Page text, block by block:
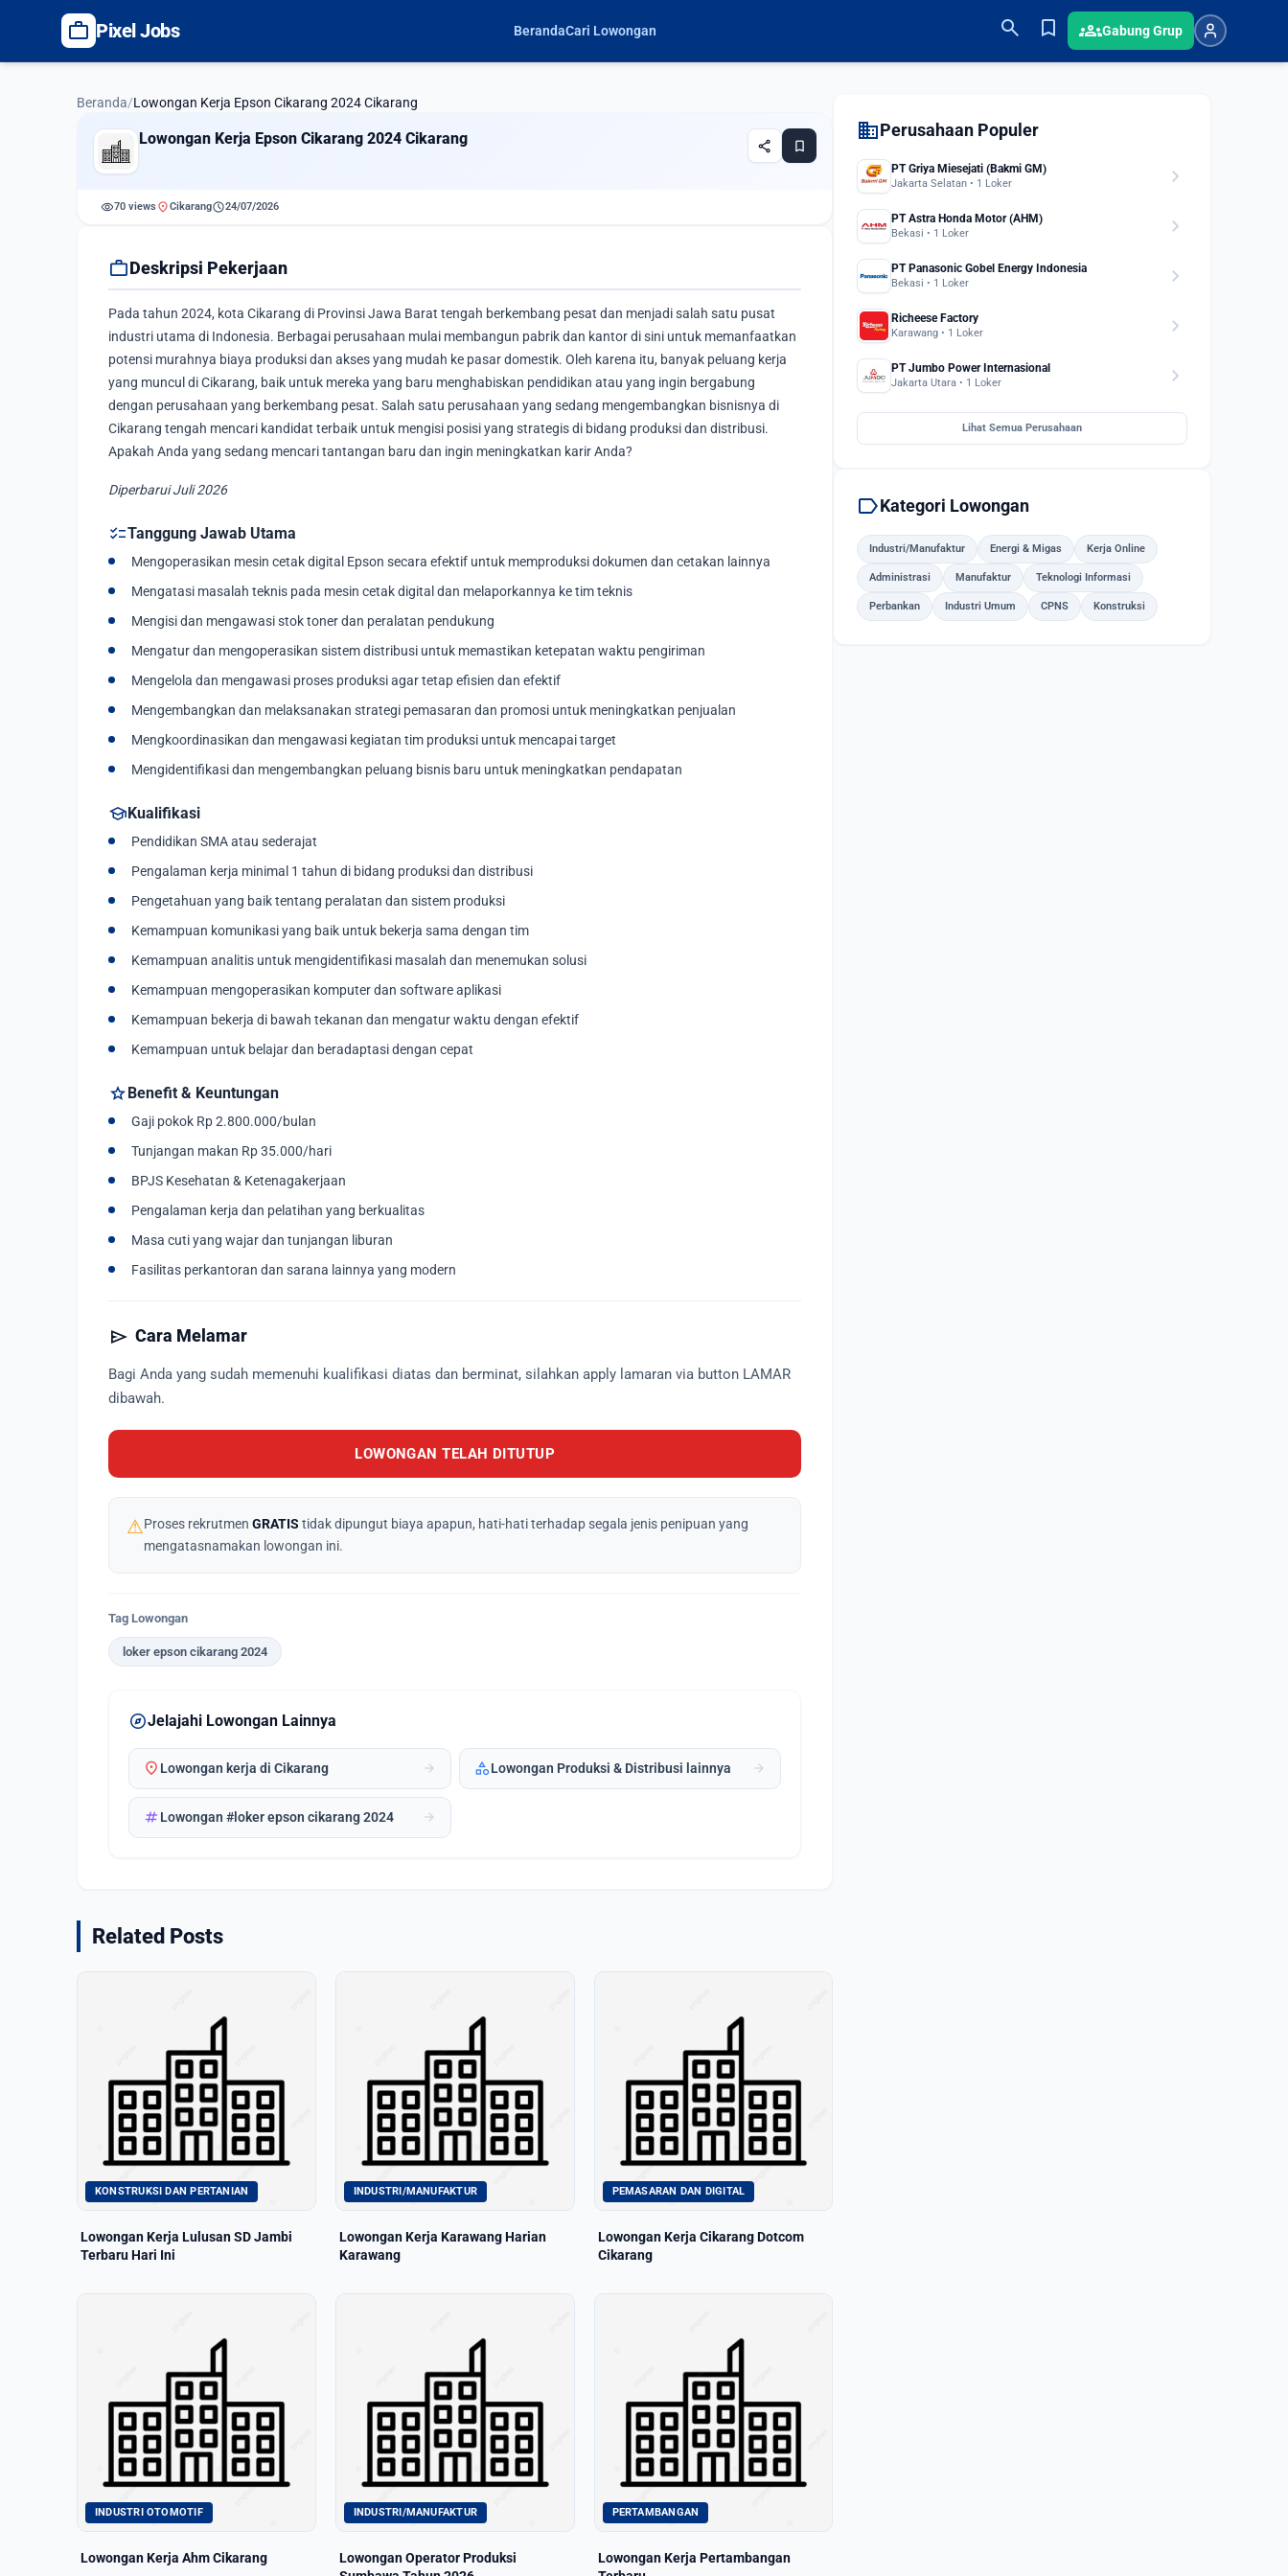
work Pixel Jobs BerandaCari Lowongan search bookmark groupsGabung Grup
Beranda/Lowongan Kerja Epson Cikarang 2024 Cikarang
Lowongan Kerja Epson Cikarang 2024 Cikarang share bookmark
visibility70 viewslocation_onCikarangschedule24/07/2026
workDeskripsi Pekerjaan
Pada tahun 2024, kota Cikarang di Provinsi Jawa Barat tengah berkembang pesat dan menjadi salah satu pusat
industri utama di Indonesia. Berbagai perusahaan mulai membangun pabrik dan kantor di sini untuk memanfaatkan
potensi murahnya biaya produksi dan akses yang mudah ke pasar domestik. Oleh karena itu, banyak peluang kerja
yang muncul di Cikarang, baik untuk mereka yang baru menghabiskan pendidikan atau yang ingin bergabung
dengan perusahaan yang berkembang pesat. Salah satu perusahaan yang sedang mengembangkan bisnisnya di
Cikarang tengah mencari kandidat terbaik untuk mengisi posisi yang strategis di bidang produksi dan distribusi.
Apakah Anda yang sedang mencari tantangan baru dan ingin meningkatkan karir Anda?
Diperbarui Juli 2026
checklistTanggung Jawab Utama
Mengoperasikan mesin cetak digital Epson secara efektif untuk memproduksi dokumen dan cetakan lainnya
Mengatasi masalah teknis pada mesin cetak digital dan melaporkannya ke tim teknis
Mengisi dan mengawasi stok toner dan peralatan pendukung
Mengatur dan mengoperasikan sistem distribusi untuk memastikan ketepatan waktu pengiriman
Mengelola dan mengawasi proses produksi agar tetap efisien dan efektif
Mengembangkan dan melaksanakan strategi pemasaran dan promosi untuk meningkatkan penjualan
Mengkoordinasikan dan mengawasi kegiatan tim produksi untuk mencapai target
Mengidentifikasi dan mengembangkan peluang bisnis baru untuk meningkatkan pendapatan
schoolKualifikasi
Pendidikan SMA atau sederajat
Pengalaman kerja minimal 1 tahun di bidang produksi dan distribusi
Pengetahuan yang baik tentang peralatan dan sistem produksi
Kemampuan komunikasi yang baik untuk bekerja sama dengan tim
Kemampuan analitis untuk mengidentifikasi masalah dan menemukan solusi
Kemampuan mengoperasikan komputer dan software aplikasi
Kemampuan bekerja di bawah tekanan dan mengatur waktu dengan efektif
Kemampuan untuk belajar dan beradaptasi dengan cepat
starBenefit & Keuntungan
Gaji pokok Rp 2.800.000/bulan
Tunjangan makan Rp 35.000/hari
BPJS Kesehatan & Ketenagakerjaan
Pengalaman kerja dan pelatihan yang berkualitas
Masa cuti yang wajar dan tunjangan liburan
Fasilitas perkantoran dan sarana lainnya yang modern
send Cara Melamar
Bagi Anda yang sudah memenuhi kualifikasi diatas dan berminat, silahkan apply lamaran via button LAMAR
dibawah.
LOWONGAN TELAH DITUTUP
⚠Proses rekrutmen GRATIS tidak dipungut biaya apapun, hati-hati terhadap segala jenis penipuan yang
mengatasnamakan lowongan ini.
Tag Lowongan
loker epson cikarang 2024
exploreJelajahi Lowongan Lainnya
location_on Lowongan kerja di Cikarang arrow_forward categoryLowongan Produksi & Distribusi lainnya arrow_forward
tagLowongan #loker epson cikarang 2024 arrow_forward
Related Posts
KONSTRUKSI DAN PERTANIAN
Lowongan Kerja Lulusan SD Jambi
Terbaru Hari Ini
INDUSTRI/MANUFAKTUR
Lowongan Kerja Karawang Harian
Karawang
PEMASARAN DAN DIGITAL
Lowongan Kerja Cikarang Dotcom
Cikarang
INDUSTRI OTOMOTIF
Lowongan Kerja Ahm Cikarang
INDUSTRI/MANUFAKTUR
Lowongan Operator Produksi
PERTAMBANGAN
Lowongan Kerja Pertambangan
domainPerusahaan Populer
PT Griya Miesejati (Bakmi GM)
Jakarta Selatan • 1 Loker chevron_right
PT Astra Honda Motor (AHM)
Bekasi • 1 Loker chevron_right
PT Panasonic Gobel Energy Indonesia
Bekasi • 1 Loker chevron_right
Richeese Factory
Karawang • 1 Loker chevron_right
PT Jumbo Power Internasional
Jakarta Utara • 1 Loker chevron_right
Lihat Semua Perusahaan
labelKategori Lowongan
Industri/Manufaktur Energi & Migas Kerja Online
Administrasi Manufaktur Teknologi Informasi
Perbankan Industri Umum CPNS Konstruksi